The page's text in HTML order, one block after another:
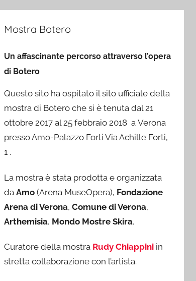
Mostra Botero
Un affascinante percorso attraverso l’opera
di Botero
Questo sito ha ospitato il sito ufficiale della
mostra di Botero che si è tenuta dal 21
ottobre 2017 al 25 febbraio 2018 a Verona
presso Amo-Palazzo Forti Via Achille Forti,
1 .
La mostra è stata prodotta e organizzata
daAmo (Arena MuseOpera), Fondazione
Arena di Verona,Comune di Verona,
Arthemisia, Mondo Mostre Skira.
Curatore della mostra Rudy Chiappini in
stretta collaborazione con l’artista.